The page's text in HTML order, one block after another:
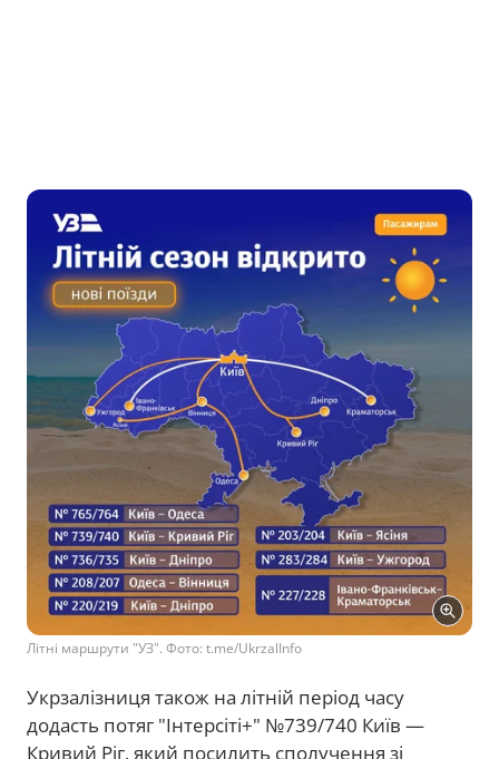
Літні маршрути "УЗ". Фото: t.me/UkrzalInfo
Укрзалізниця також на літній період часу
додасть потяг "Інтерсіті+" №739/740 Київ —
Кривий Ріг, який посилить сполучення зі